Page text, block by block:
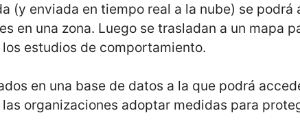
(y enviada en tiempo real a la nube) se podrá
en una zona. Luego se trasladan a un mapa
estudios de comportamiento.
en una base de datos a la que podrá
organizaciones adoptar medidas para